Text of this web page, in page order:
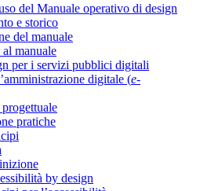
del Manuale operativo di design
e storico
del manuale
manuale
per i servizi pubblici digitali
digitale (e-
pratiche
by design